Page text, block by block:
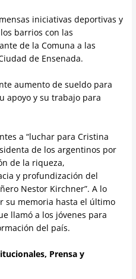
iniciativas deportivas y
barrios con las
de la Comuna a las
de Ensenada.
aumento de sueldo para
apoyo y su trabajo para
a “luchar para Cristina
de los argentinos por
de la riqueza,
y profundización del
Nestor Kirchner”. A lo
su memoria hasta el último
llamó a los jóvenes para
del país.
Prensa y